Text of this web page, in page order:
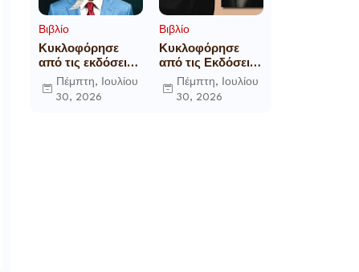
Βιβλίο
Κυκλοφόρησε
από τις εκδόσεις
Gema το
μυθιστόρημα του
Πέμπτη, Ιουλίου
30, 2026
Βιβλίο
Κυκλοφόρησε
από τις Εκδόσεις
Επίμετρο το
αστυνομικό
Πέμπτη, Ιουλίου
30, 2026